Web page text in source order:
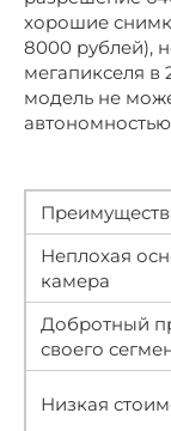
хорошие
8000 рублей),
мегапикселя в
модель не
Неплохая
камера
Добротный
своего
Низкая